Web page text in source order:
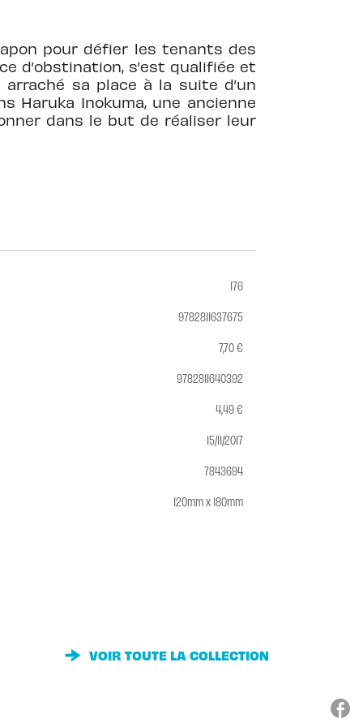
pour défier les tenants des
d’obstination, s’est qualifiée et
sa place à la suite d’un
Haruka Inokuma, une ancienne
dans le but de réaliser leur
176
9782811637675
7,70 €
9782811640392
4,49 €
15/11/2017
7843694
120mm x 180mm
VOIR TOUTE LA COLLECTION